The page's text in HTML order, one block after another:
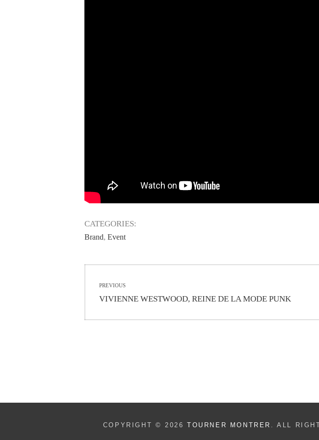
CATEGORIES:
Brand, Event
de
PREVIOUS
Previous
VIVIENNE WESTWOOD, REINE DE LA MODE PUNK
COPYRIGHT © 2026 TOURNER MONTRER . ALL